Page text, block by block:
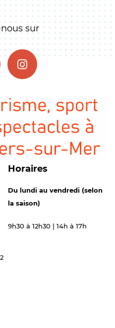
sur
Horaires
Du lundi au vendredi (selon
la saison)
9h30 à 12h30 | 14h à 17h